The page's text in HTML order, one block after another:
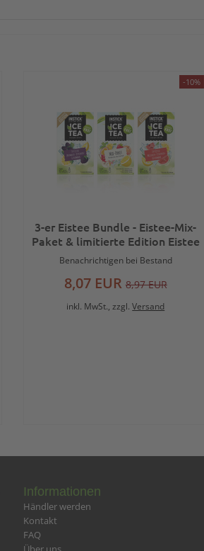
-10%
3-er Eistee Bundle - Eistee-Mix-
Paket & limitierte Edition Eistee
Brombeer-Zitrone & Eistee
Melone-Zitrone
Benachrichtigen bei Bestand
8,07 EUR 8,97 EUR
inkl. MwSt., zzgl.Versand
Informationen
Händler werden
Kontakt
FAQ